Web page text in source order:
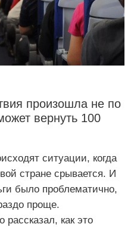
произошла не по
вернуть 100
ситуации, когда
стране срывается. И
было проблематично,
проще.
рассказал, как это